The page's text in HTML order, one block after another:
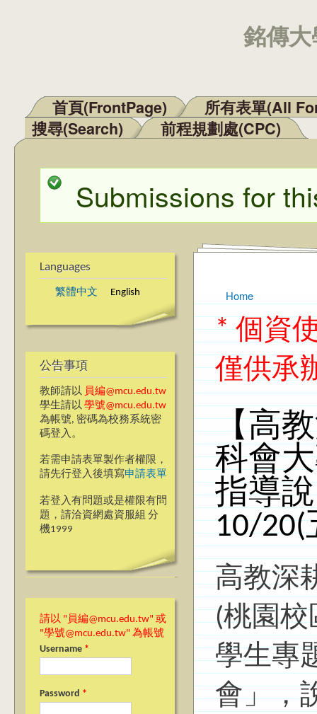
銘傳
Main menu
首頁(FrontPage)
所有表單(All
搜尋(Search)
前程規劃處(CPC)
Status message
Submissions for
Languages
繁體中文 English
公告事項
教師請以 員編@mcu.edu.tw
學生請以 學號@mcu.edu.tw
為帳號, 密碼為校務系統密
碼登入。
若需申請表單製作者權限，
請先行登入後填寫申請表單
若登入有問題或是權限有問
題，請洽資網處資服組 分
機1999
請以 "員編@mcu.edu.tw" 或
"學號@mcu.edu.tw" 為帳號
Username *
Password *
You are here
Home
* 個資
僅供承
【高
科會
指導
10/
高教深
(桃園校
學生專
會」，